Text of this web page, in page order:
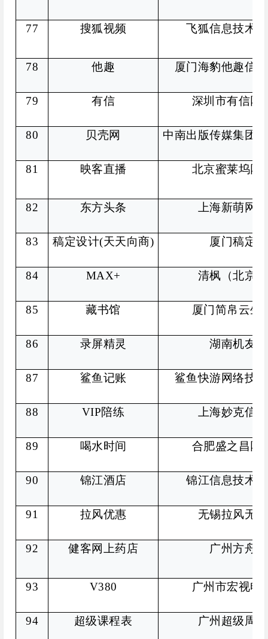
77 搜狐视频 飞狐信息技术
78 他趣 厦门海豹他趣信
79 有信 深圳市有信网
80 贝壳网 中南出版传媒集团
81 映客直播 北京蜜莱坞网
82 东方头条 上海新萌网
83 稿定设计(天天向商) 厦门稿定
84 MAX+ 清枫（北京
85 藏书馆 厦门简帛云生
86 录屏精灵 湖南机友
87 鲨鱼记账 鲨鱼快游网络技
88 VIP陪练 上海妙克信
89 喝水时间 合肥盛之昌网
90 锦江酒店 锦江信息技术
91 拉风优惠 无锡拉风无
92 健客网上药店 广州方舟
93 V380 广州市宏视电
94 超级课程表 广州超级周